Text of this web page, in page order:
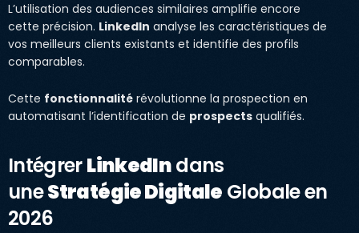
L’utilisation des audiences similaires amplifie encore
cette précision. LinkedIn analyse les caractéristiques de
vos meilleurs clients existants et identifie des profils
comparables.
Cette fonctionnalité révolutionne la prospection en
automatisant l’identification de prospects qualifiés.
IntégrerLinkedIndans
uneStratégie Digitale Globale en
2026